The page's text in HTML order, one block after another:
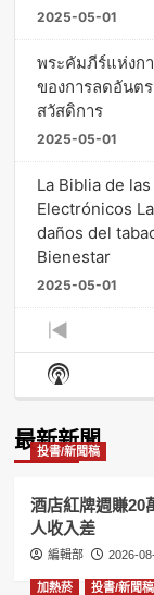
2025-05-01
พระคัมภีร์แห่งก
ของการลดอันต
สวัสดิการ
2025-05-01
La Biblia de
Electrónicos
daños del
Bienestar
2025-05-01
Previous
Episode
Show
Podcast
最新新聞
投書/新聞稿
酒店紅牌週賺20
人收入差
編輯部 2026-
加熱菸 投書/新聞稿